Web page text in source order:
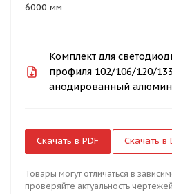
6000 мм
Комплект для
профиля 102/106/120/
анодированный
Скачать в PDF Скачать в
Товары могут отличаться в
проверяйте актуальность